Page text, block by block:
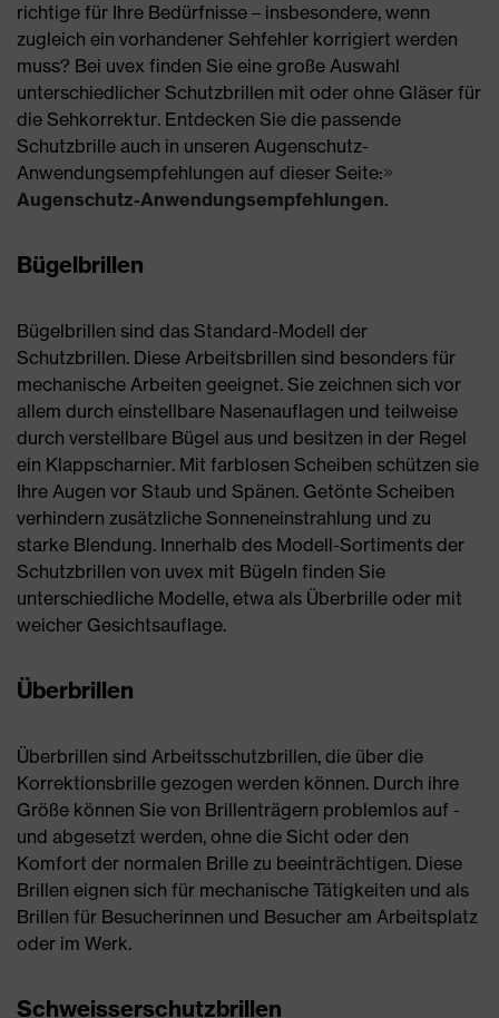
richtige für Ihre Bedürfnisse – insbesondere, wenn
zugleich ein vorhandener Sehfehler korrigiert werden
muss? Bei uvex finden Sie eine große Auswahl
unterschiedlicher Schutzbrillen mit oder ohne Gläser für
die Sehkorrektur. Entdecken Sie die passende
Schutzbrille auch in unseren Augenschutz-
Anwendungsempfehlungen auf dieser Seite:
Augenschutz-Anwendungsempfehlungen.
Bügelbrillen
Bügelbrillen sind das Standard-Modell der
Schutzbrillen. Diese Arbeitsbrillen sind besonders für
mechanische Arbeiten geeignet. Sie zeichnen sich vor
allem durch einstellbare Nasenauflagen und teilweise
durch verstellbare Bügel aus und besitzen in der Regel
ein Klappscharnier. Mit farblosen Scheiben schützen sie
Ihre Augen vor Staub und Spänen. Getönte Scheiben
verhindern zusätzliche Sonneneinstrahlung und zu
starke Blendung. Innerhalb des Modell-Sortiments der
Schutzbrillen von uvex mit Bügeln finden Sie
unterschiedliche Modelle, etwa als Überbrille oder mit
weicher Gesichtsauflage.
Überbrillen
Überbrillen sind Arbeitsschutzbrillen, die über die
Korrektionsbrille gezogen werden können. Durch ihre
Größe können Sie von Brillenträgern problemlos auf -
und abgesetzt werden, ohne die Sicht oder den
Komfort der normalen Brille zu beeinträchtigen. Diese
Brillen eignen sich für mechanische Tätigkeiten und als
Brillen für Besucherinnen und Besucher am Arbeitsplatz
oder im Werk.
Schweisserschutzbrillen